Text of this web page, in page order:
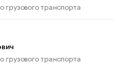
грузового транспорта
грузового транспорта